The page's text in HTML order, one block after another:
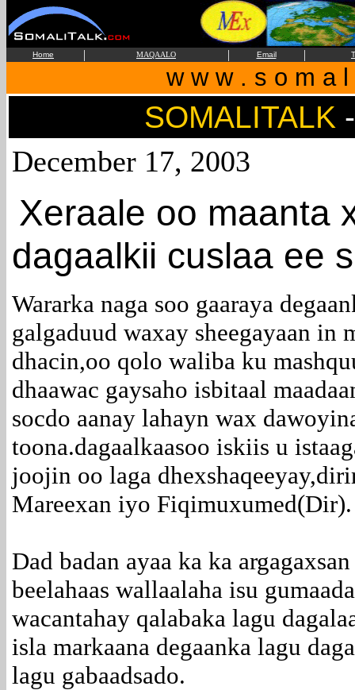
Home | MAQAALO | Email |
w w w . s o m a
SOMALITALK
December 17, 2003
Xeraale oo maanta
dagaalkii cuslaa ee
Wararka naga soo gaaraya
galgaduud waxay sheegayaan in
dhacin,oo qolo waliba ku
dhaawac gaysaho isbitaal
socdo aanay lahayn wax
toona.dagaalkaasoo iskiis u
joojin oo laga
Mareexan iyo Fiqimuxumed(Dir).
Dad badan ayaa ka ka
beelahaas wallaalaha isu
wacantahay qalabaka lagu
isla markaana degaanka lagu
lagu gabaadsado.